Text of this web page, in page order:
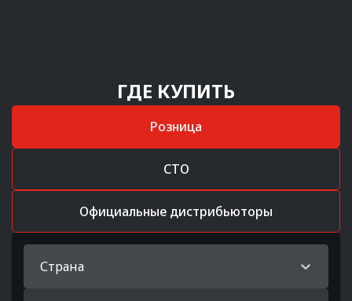
ГДЕ КУПИТЬ
Розница
СТО
Официальные дистрибьюторы
Страна